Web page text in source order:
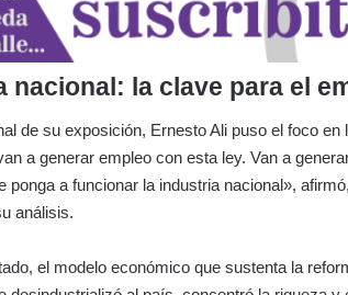
nacional: la clave para el
de su exposición, Ernesto Ali puso el foco
a generar empleo con esta ley. Van a
ponga a funcionar la industria nacional»,
análisis.
el modelo económico que sustenta la